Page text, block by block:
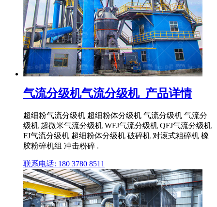
气流分级机气流分级机_产品详情
超细粉气流分级机 超细粉体分级机 气流分级机 气流分
级机 超微米气流分级机 WFJ气流分级机 QFJ气流分级机
FJ气流分级机 超细粉体分级机 破碎机 对滚式粗碎机 橡
胶粉碎机组 冲击粉碎 .
联系电话: 180 3780 8511